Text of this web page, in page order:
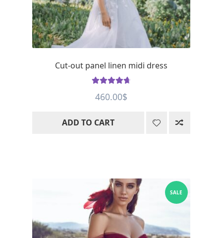
Cut-out panel linen midi dress
out of 5
460.00$
ADD TO CART
SALE